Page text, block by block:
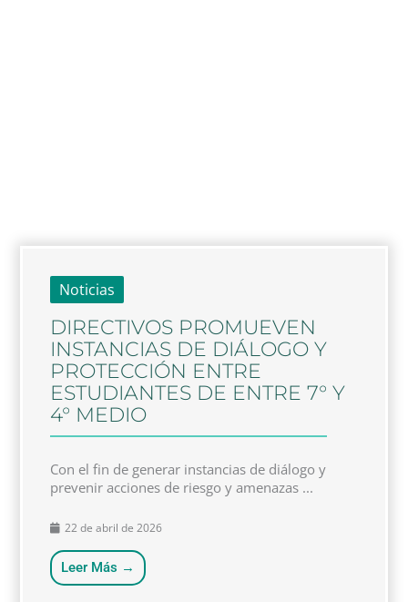
Noticias
DIRECTIVOS PROMUEVEN
INSTANCIAS DE DIÁLOGO Y
PROTECCIÓN ENTRE
ESTUDIANTES DE ENTRE 7° Y
4° MEDIO
Con el fin de generar instancias de diálogo y
prevenir acciones de riesgo y amenazas ...
22 de abril de 2026
Leer Más →